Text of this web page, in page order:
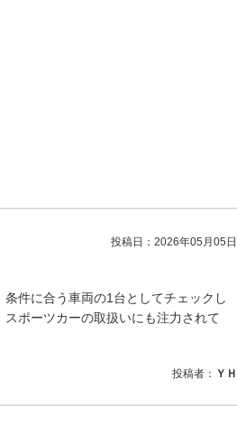
投稿日： 2026年05月05日
件に合う車両の1台としてチェックし
ポーツカーの取扱いにも注力されて
投稿者： ＹＨ